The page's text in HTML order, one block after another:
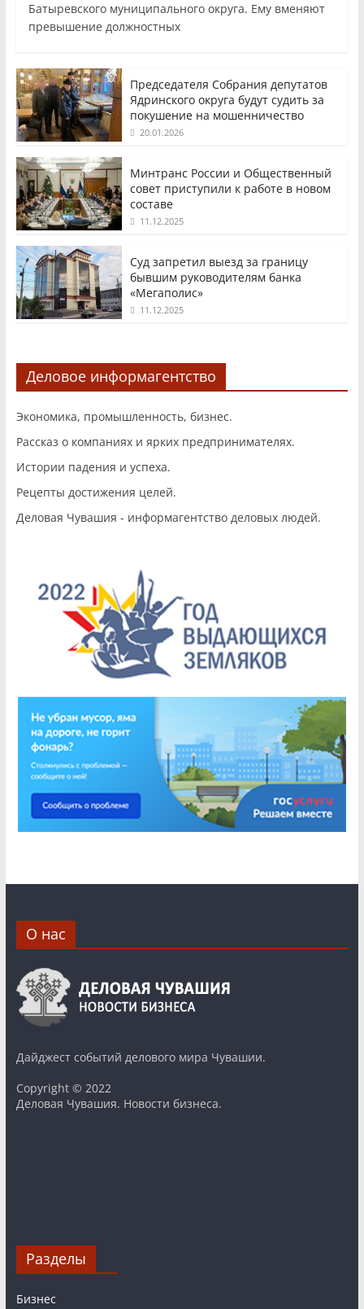
Батыревского муниципального округа. Ему вменяют
превышение должностных
Председателя Собрания депутатов
Ядринского округа будут судить за
покушение на мошенничество
20.01.2026
Минтранс России и Общественный
совет приступили к работе в новом
составе
11.12.2025
Суд запретил выезд за границу
бывшим руководителям банка
«Мегаполис»
11.12.2025
Деловое информагентство
Экономика, промышленность, бизнес.
Рассказ о компаниях и ярких предпринимателях.
Истории падения и успеха.
Рецепты достижения целей.
Деловая Чувашия - информагентство деловых людей.
О нас
Дайджест событий делового мира Чувашии.
Copyright © 2022
Деловая Чувашия. Новости бизнеса.
Разделы
Бизнес